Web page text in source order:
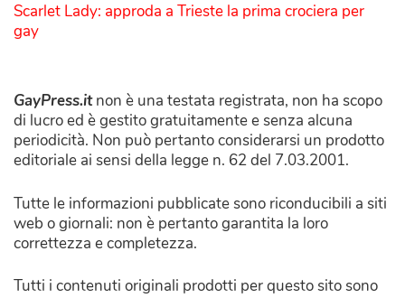
Scarlet Lady: approda a Trieste la prima crociera per
gay
GayPress.itnon è una testata registrata, non ha scopo
di lucro ed è gestito gratuitamente e senza alcuna
periodicità. Non può pertanto considerarsi un prodotto
editoriale ai sensi della legge n. 62 del 7.03.2001.
Tutte le informazioni pubblicate sono riconducibili a siti
web o giornali: non è pertanto garantita la loro
correttezza e completezza.
Tutti i contenuti originali prodotti per questo sito sono